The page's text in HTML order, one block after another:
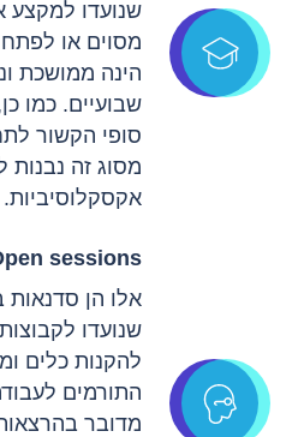
שנועדו למקצע
מסוים או
הינה ממושכת
שבועיים. כמו
סופי הקשור
מסוג זה נבנות
אקסקלוסיביות.
sessions
אלו הן סדנאות
שנועדו
להקנות כלים
התורמים
מדובר